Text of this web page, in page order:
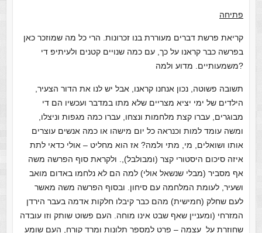
פתיחה
קריאת פרשת דברים מעוררת בנו זכרונות. הרי כל מה שמוזכר כאן
בפרשה כבר קראנו על כך, עם כמה שנויים קטנים ולעיתיפ די
משמעותיים. מדוע ולמה?
תשובה פשוטה, נכון אנחנו קראנו, אבל יש לנו את הדור הצעיר,
הילדים של ימי יציא מצריים שלא מתו במדבר ועכשיו הם די
מבוגרים, עברו קצת מלחמות ונצחו, עברו כמה מגפות וניצלו,
ומשה עומד למות וכנראה כל יום מישהו או כמה אנשים עוצרים
אותו ושואלים, מי, מתי ולמה? אז הוא מחליט – אולי כדאי לתת
איזה סיכום היסטורי קצר (ומבולבל),. ולקראת סוף הפרשה משה
אף מסביר (מבלי שנשאל אולי) למה הם לא נלחמו באדום מואב
ושעיר, לעומת המלחמה עם סיחון. ובסוף הפרשה משה מאשר
לעם שחלק (חמישית) מהם כבר קיבלו חלקות אדמה בעבר הירדן
המזרחי (ומעניין שאף שבט אינו מוחה. העם פשוט שותק וזו עובדה
שחוזרת על עצמה – פרט למספר תלונות ומרד קורח, העם שומע